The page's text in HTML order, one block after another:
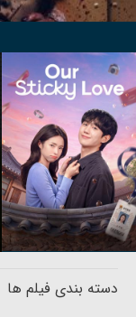
دسته بندی فیلم ها